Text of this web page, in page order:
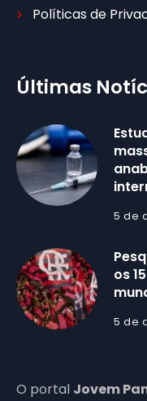
Políticas de
Últimas
5 de
os
5 de
O portal Jovem